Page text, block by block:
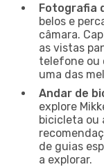
Fotografia
belos e
câmara.
as vistas
telefone ou
uma das
Andar de
explore
bicicleta ou
de guias
a explorar.